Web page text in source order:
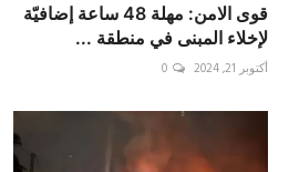
قوى الامن: مهلة 48 ساعة إضافيّة
لإخلاء المبنى في منطقة ...
أكتوبر 21, 2024 0